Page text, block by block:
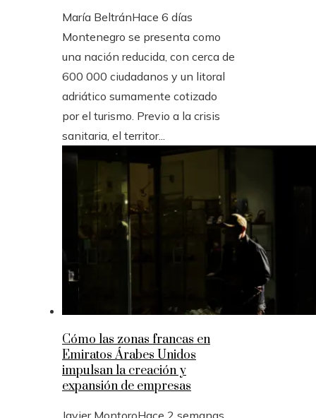
María BeltránHace 6 días
Montenegro se presenta como
una nación reducida, con cerca de
600 000 ciudadanos y un litoral
adriático sumamente cotizado
por el turismo. Previo a la crisis
sanitaria, el territor...
Cómo las zonas francas en
Emiratos Árabes Unidos
impulsan la creación y
expansión de empresas